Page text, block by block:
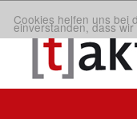
Cookies helfen uns bei
einverstanden, dass